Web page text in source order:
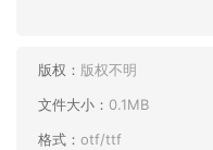
版权： 版权不明
文件大小： 0.1MB
格式： otf/ttf